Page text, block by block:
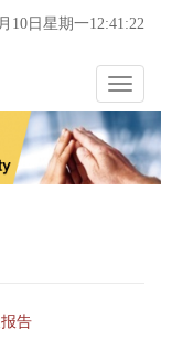
10日星期一12:41:22
Toggle
告